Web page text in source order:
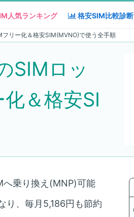
人気ランキング 格安SIM比較診断
リー化＆格安SIM(MVNO)で使う全手順
SIMロッ
＆格安SI
へ乗り換え(MNP)可能
り、毎月5,186円も節約
人気ランキング 格安SIM比較診断